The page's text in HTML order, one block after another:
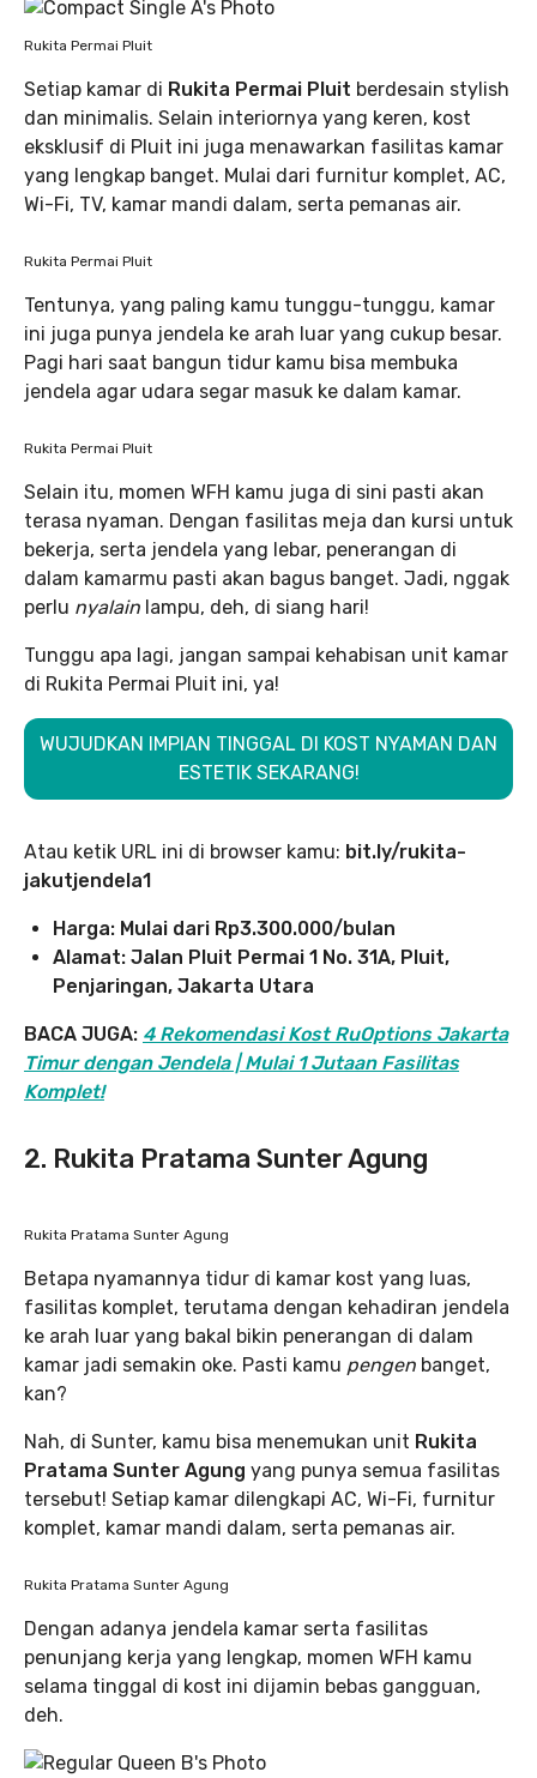
Rukita Permai Pluit
Setiap kamar di Rukita Permai Pluit berdesain stylish
dan minimalis. Selain interiornya yang keren, kost
eksklusif di Pluit ini juga menawarkan fasilitas kamar
yang lengkap banget. Mulai dari furnitur komplet, AC,
Wi-Fi, TV, kamar mandi dalam, serta pemanas air.
Rukita Permai Pluit
Tentunya, yang paling kamu tunggu-tunggu, kamar
ini juga punya jendela ke arah luar yang cukup besar.
Pagi hari saat bangun tidur kamu bisa membuka
jendela agar udara segar masuk ke dalam kamar.
Rukita Permai Pluit
Selain itu, momen WFH kamu juga di sini pasti akan
terasa nyaman. Dengan fasilitas meja dan kursi untuk
bekerja, serta jendela yang lebar, penerangan di
dalam kamarmu pasti akan bagus banget. Jadi, nggak
perlu nyalain lampu, deh, di siang hari!
Tunggu apa lagi, jangan sampai kehabisan unit kamar
di Rukita Permai Pluit ini, ya!
WUJUDKAN IMPIAN TINGGAL DI KOST NYAMAN DAN
ESTETIK SEKARANG!
Atau ketik URL ini di browser kamu: bit.ly/rukita-
jakutjendela1
Harga: Mulai dari Rp3.300.000/bulan
Alamat: Jalan Pluit Permai 1 No. 31A, Pluit,
Penjaringan, Jakarta Utara
BACA JUGA: 4 Rekomendasi Kost RuOptions Jakarta
Timur dengan Jendela | Mulai 1 Jutaan Fasilitas
Komplet!
2. Rukita Pratama Sunter Agung
Rukita Pratama Sunter Agung
Betapa nyamannya tidur di kamar kost yang luas,
fasilitas komplet, terutama dengan kehadiran jendela
ke arah luar yang bakal bikin penerangan di dalam
kamar jadi semakin oke. Pasti kamu pengen banget,
kan?
Nah, di Sunter, kamu bisa menemukan unit Rukita
Pratama Sunter Agung yang punya semua fasilitas
tersebut! Setiap kamar dilengkapi AC, Wi-Fi, furnitur
komplet, kamar mandi dalam, serta pemanas air.
Rukita Pratama Sunter Agung
Dengan adanya jendela kamar serta fasilitas
penunjang kerja yang lengkap, momen WFH kamu
selama tinggal di kost ini dijamin bebas gangguan,
deh.